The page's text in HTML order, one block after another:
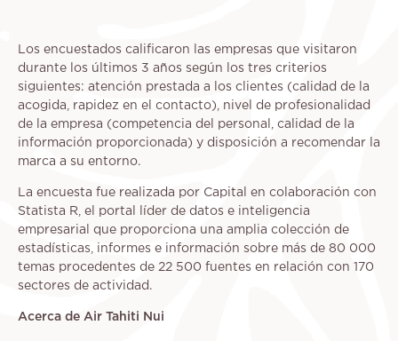
Los encuestados calificaron las empresas que visitaron
durante los últimos 3 años según los tres criterios
siguientes: atención prestada a los clientes (calidad de la
acogida, rapidez en el contacto), nivel de profesionalidad
de la empresa (competencia del personal, calidad de la
información proporcionada) y disposición a recomendar la
marca a su entorno.
La encuesta fue realizada por Capital en colaboración con
Statista R, el portal líder de datos e inteligencia
empresarial que proporciona una amplia colección de
estadísticas, informes e información sobre más de 80 000
temas procedentes de 22 500 fuentes en relación con 170
sectores de actividad.
Acerca de Air Tahiti Nui